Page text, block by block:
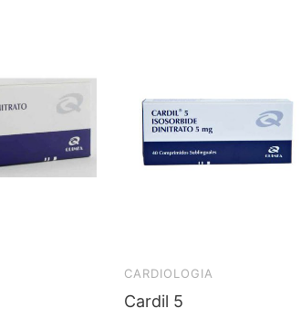
CARDIOLOGIA
Cardil 5